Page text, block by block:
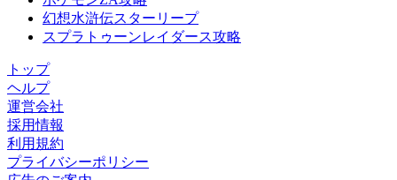
幻想水滸伝スターリープ
スプラトゥーンレイダース攻略
トップ
ヘルプ
運営会社
採用情報
利用規約
プライバシーポリシー